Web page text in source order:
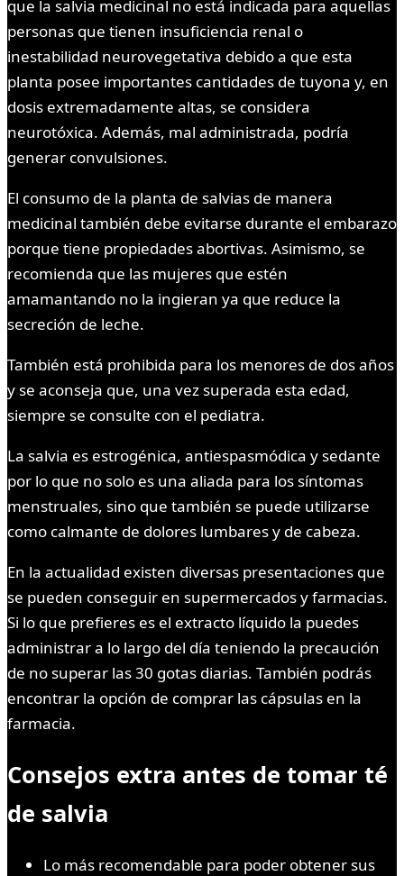
que la salvia medicinal no está indicada para aquellas
personas que tienen insuficiencia renal o
inestabilidad neurovegetativa debido a que esta
planta posee importantes cantidades de tuyona y, en
dosis extremadamente altas, se considera
neurotóxica. Además, mal administrada, podría
generar convulsiones.
El consumo de la planta de salvias de manera
medicinal también debe evitarse durante el embarazo
porque tiene propiedades abortivas. Asimismo, se
recomienda que las mujeres que estén
amamantando no la ingieran ya que reduce la
secreción de leche.
También está prohibida para los menores de dos años
y se aconseja que, una vez superada esta edad,
siempre se consulte con el pediatra.
La salvia es estrogénica, antiespasmódica y sedante
por lo que no solo es una aliada para los síntomas
menstruales, sino que también se puede utilizarse
como calmante de dolores lumbares y de cabeza.
En la actualidad existen diversas presentaciones que
se pueden conseguir en supermercados y farmacias.
Si lo que prefieres es el extracto líquido la puedes
administrar a lo largo del día teniendo la precaución
de no superar las 30 gotas diarias. También podrás
encontrar la opción de comprar las cápsulas en la
farmacia.
Consejos extra antes de tomar té
de salvia
Lo más recomendable para poder obtener sus